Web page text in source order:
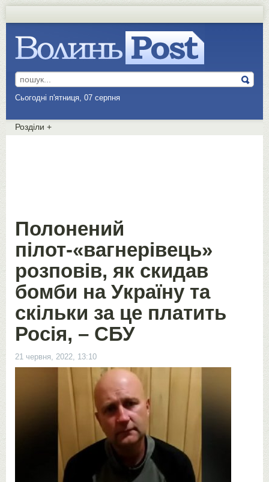
Сьогодні п'ятниця, 07 серпня
Розділи +
Полонений
пілот-«вагнерівець»
розповів, як скидав
бомби на Україну та
скільки за це платить
Росія, – СБУ
21 червня, 2022, 13:10